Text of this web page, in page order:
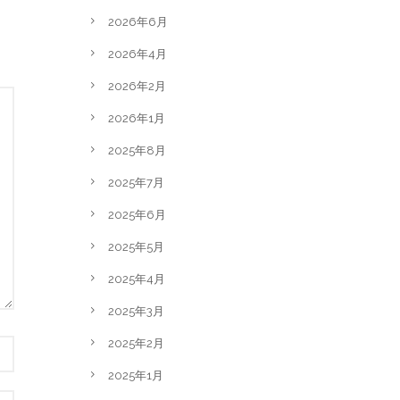
2026年6月
2026年4月
2026年2月
2026年1月
2025年8月
2025年7月
2025年6月
2025年5月
2025年4月
2025年3月
2025年2月
2025年1月